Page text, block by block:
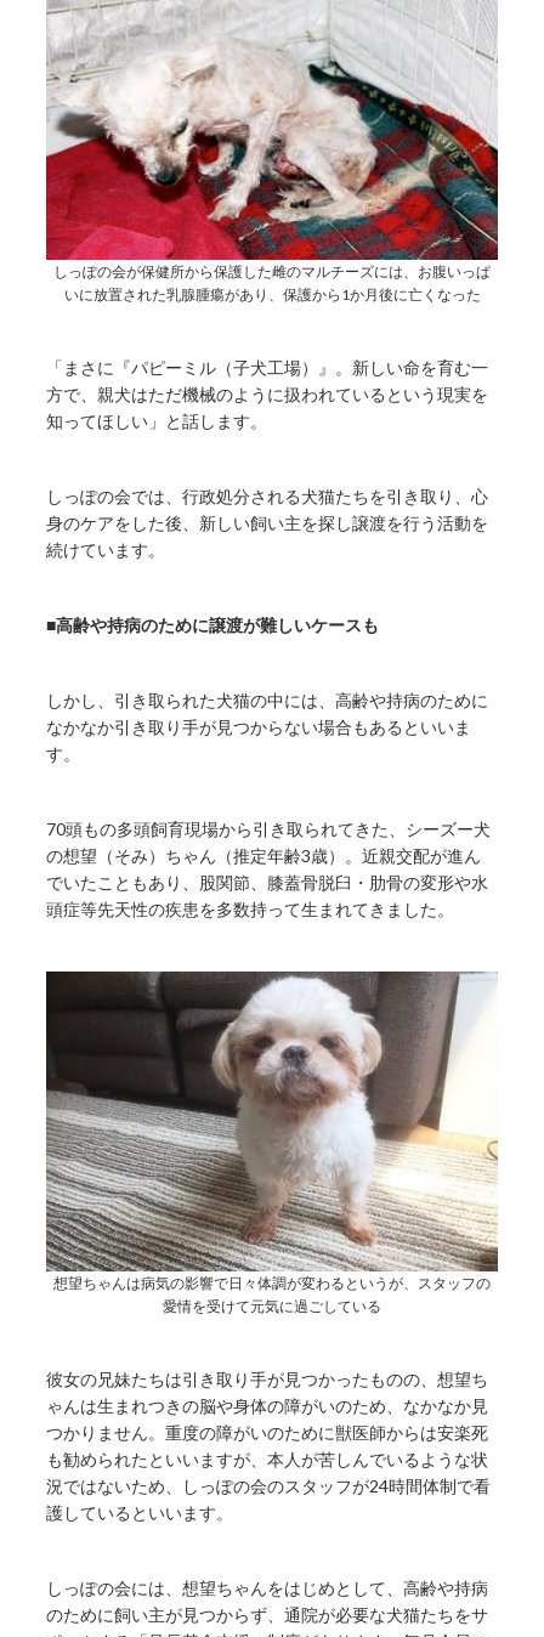
しっぽの会が保健所から保護した雌のマルチーズには、お腹いっぱ
いに放置された乳腺腫瘍があり、保護から1か月後に亡くなった
「まさに『パピーミル（子犬工場）』。新しい命を育む一
方で、親犬はただ機械のように扱われているという現実を
知ってほしい」と話します。
しっぽの会では、行政処分される犬猫たちを引き取り、心
身のケアをした後、新しい飼い主を探し譲渡を行う活動を
続けています。
■高齢や持病のために譲渡が難しいケースも
しかし、引き取られた犬猫の中には、高齢や持病のために
なかなか引き取り手が見つからない場合もあるといいま
す。
70頭もの多頭飼育現場から引き取られてきた、シーズー犬
の想望（そみ）ちゃん（推定年齢3歳）。近親交配が進ん
でいたこともあり、股関節、膝蓋骨脱臼・肋骨の変形や水
頭症等先天性の疾患を多数持って生まれてきました。
想望ちゃんは病気の影響で日々体調が変わるというが、スタッフの
愛情を受けて元気に過ごしている
彼女の兄妹たちは引き取り手が見つかったものの、想望ち
ゃんは生まれつきの脳や身体の障がいのため、なかなか見
つかりません。重度の障がいのために獣医師からは安楽死
も勧められたといいますが、本人が苦しんでいるような状
況ではないため、しっぽの会のスタッフが24時間体制で看
護しているといいます。
しっぽの会には、想望ちゃんをはじめとして、高齢や持病
のために飼い主が見つからず、通院が必要な犬猫たちをサ